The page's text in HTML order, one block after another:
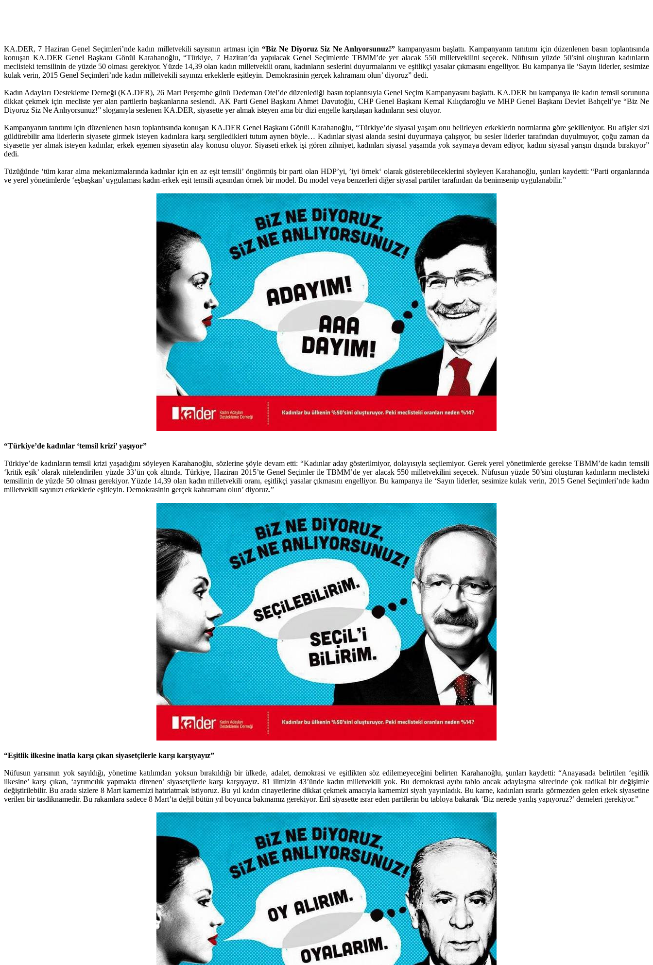
KA.DER, 7 Haziran Genel Seçimleri’nde kadın milletvekili sayısının artması için “Biz Ne Diyoruz Siz Ne Anlıyorsunuz!” kampanyasını başlattı. Kampanyanın tanıtımı için düzenlenen basın toplantısında
konuşan KA.DER Genel Başkanı Gönül Karahanoğlu, “Türkiye, 7 Haziran’da yapılacak Genel Seçimlerde TBMM’de yer alacak 550 milletvekilini seçecek. Nüfusun yüzde 50’sini oluşturan kadınların
meclisteki temsilinin de yüzde 50 olması gerekiyor. Yüzde 14,39 olan kadın milletvekili oranı, kadınların seslerini duyurmalarını ve eşitlikçi yasalar çıkmasını engelliyor. Bu kampanya ile ‘Sayın liderler, sesimize
kulak verin, 2015 Genel Seçimleri’nde kadın milletvekili sayınızı erkeklerle eşitleyin. Demokrasinin gerçek kahramanı olun’ diyoruz” dedi.
Kadın Adayları Destekleme Derneği (KA.DER), 26 Mart Perşembe günü Dedeman Otel’de düzenlediği basın toplantısıyla Genel Seçim Kampanyasını başlattı. KA.DER bu kampanya ile kadın temsil sorununa
dikkat çekmek için mecliste yer alan partilerin başkanlarına seslendi. AK Parti Genel Başkanı Ahmet Davutoğlu, CHP Genel Başkanı Kemal Kılıçdaroğlu ve MHP Genel Başkanı Devlet Bahçeli’ye “Biz Ne
Diyoruz Siz Ne Anlıyorsunuz!” sloganıyla seslenen KA.DER, siyasette yer almak isteyen ama bir dizi engelle karşılaşan kadınların sesi oluyor.
Kampanyanın tanıtımı için düzenlenen basın toplantısında konuşan KA.DER Genel Başkanı Gönül Karahanoğlu, “Türkiye’de siyasal yaşam onu belirleyen erkeklerin normlarına göre şekilleniyor. Bu afişler sizi
güldürebilir ama liderlerin siyasete girmek isteyen kadınlara karşı sergiledikleri tutum aynen böyle… Kadınlar siyasi alanda sesini duyurmaya çalışıyor, bu sesler liderler tarafından duyulmuyor, çoğu zaman da
siyasette yer almak isteyen kadınlar, erkek egemen siyasetin alay konusu oluyor. Siyaseti erkek işi gören zihniyet, kadınları siyasal yaşamda yok saymaya devam ediyor, kadını siyasal yarışın dışında bırakıyor”
dedi.
Tüzüğünde ‘tüm karar alma mekanizmalarında kadınlar için en az eşit temsili’ öngörmüş bir parti olan HDP’yi, ’iyi örnek‘ olarak gösterebileceklerini söyleyen Karahanoğlu, şunları kaydetti: “Parti organlarında
ve yerel yönetimlerde ‘eşbaşkan’ uygulaması kadın-erkek eşit temsili açısından örnek bir model. Bu model veya benzerleri diğer siyasal partiler tarafından da benimsenip uygulanabilir.”
“Türkiye’de kadınlar ‘temsil krizi’ yaşıyor”
Türkiye’de kadınların temsil krizi yaşadığını söyleyen Karahanoğlu, sözlerine şöyle devam etti: “Kadınlar aday gösterilmiyor, dolayısıyla seçilemiyor. Gerek yerel yönetimlerde gerekse TBMM’de kadın temsili
‘kritik eşik’ olarak nitelendirilen yüzde 33’ün çok altında. Türkiye, Haziran 2015’te Genel Seçimler ile TBMM’de yer alacak 550 milletvekilini seçecek. Nüfusun yüzde 50’sini oluşturan kadınların meclisteki
temsilinin de yüzde 50 olması gerekiyor. Yüzde 14,39 olan kadın milletvekili oranı, eşitlikçi yasalar çıkmasını engelliyor. Bu kampanya ile ‘Sayın liderler, sesimize kulak verin, 2015 Genel Seçimleri’nde kadın
milletvekili sayınızı erkeklerle eşitleyin. Demokrasinin gerçek kahramanı olun’ diyoruz.”
“Eşitlik ilkesine inatla karşı çıkan siyasetçilerle karşı karşıyayız”
Nüfusun yarısının yok sayıldığı, yönetime katılımdan yoksun bırakıldığı bir ülkede, adalet, demokrasi ve eşitlikten söz edilemeyeceğini belirten Karahanoğlu, şunları kaydetti: “Anayasada belirtilen ‘eşitlik
ilkesine’ karşı çıkan, ‘ayrımcılık yapmakta direnen’ siyasetçilerle karşı karşıyayız. 81 ilimizin 43’ünde kadın milletvekili yok. Bu demokrasi ayıbı tablo ancak adaylaşma sürecinde çok radikal bir değişimle
değiştirilebilir. Bu arada sizlere 8 Mart karnemizi hatırlatmak istiyoruz. Bu yıl kadın cinayetlerine dikkat çekmek amacıyla karnemizi siyah yayınladık. Bu karne, kadınları ısrarla görmezden gelen erkek siyasetine
verilen bir tasdiknamedir. Bu rakamlara sadece 8 Mart’ta değil bütün yıl boyunca bakmamız gerekiyor. Eril siyasette ısrar eden partilerin bu tabloya bakarak ‘Biz nerede yanlış yapıyoruz?’ demeleri gerekiyor.”